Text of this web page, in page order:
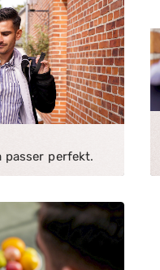
perfekt.